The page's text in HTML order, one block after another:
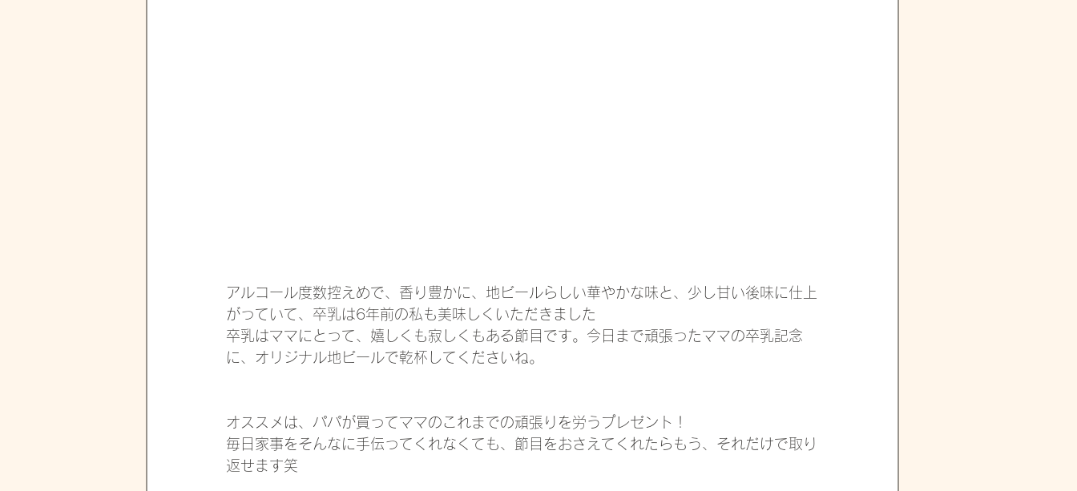
アルコール度数控えめで、香り豊かに、地ビールらしい華やかな味と、少し甘い後味に仕上
がっていて、卒乳は6年前の私も美味しくいただきました
卒乳はママにとって、嬉しくも寂しくもある節目です。今日まで頑張ったママの卒乳記念
に、オリジナル地ビールで乾杯してくださいね。
オススメは、パパが買ってママのこれまでの頑張りを労うプレゼント！
毎日家事をそんなに手伝ってくれなくても、節目をおさえてくれたらもう、それだけで取り
返せます笑